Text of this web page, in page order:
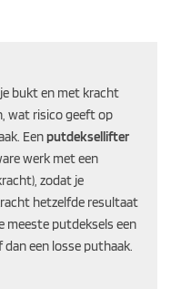
bukt en met kracht
wat risico geeft op
Eenputdeksellifter
werk met een
zodat je
hetzelfde resultaat
meeste putdeksels een
een losse puthaak.